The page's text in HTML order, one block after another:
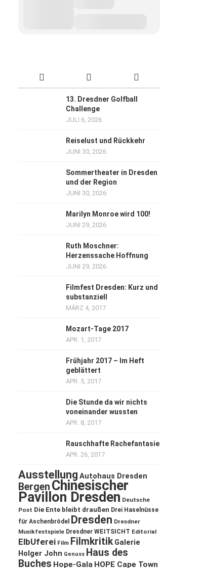
13. Dresdner Golfball
Challenge
JULI 6, 2026
Reiselust und Rückkehr
JUNI 30, 2026
Sommertheater in Dresden
und der Region
JUNI 30, 2026
Marilyn Monroe wird 100!
JUNI 29, 2026
Ruth Moschner:
Herzenssache Hoffnung
JUNI 29, 2026
Filmfest Dresden: Kurz und
substanziell
MÄRZ 4, 2017
Mozart-Tage 2017
APR. 1, 2017
Frühjahr 2017 – Im Heft
geblättert
APR. 5, 2017
Die Stunde da wir nichts
voneinander wussten
APR. 8, 2017
Rauschhafte Rachefantasie
APR. 26, 2017
Ausstellung Autohaus Dresden
Bergen Chinesischer
Pavillon Dresden Deutsche
Post Die Ente bleibt draußen Drei Haselnüsse
für Aschenbrödel
Dresden Dresdner
Musikfestspiele Dresdner WEITSICHT Editorial
ElbUferei Film Filmkritik Galerie
Holger John Genuss Haus des
Buches Hope-Gala HOPE Cape Town